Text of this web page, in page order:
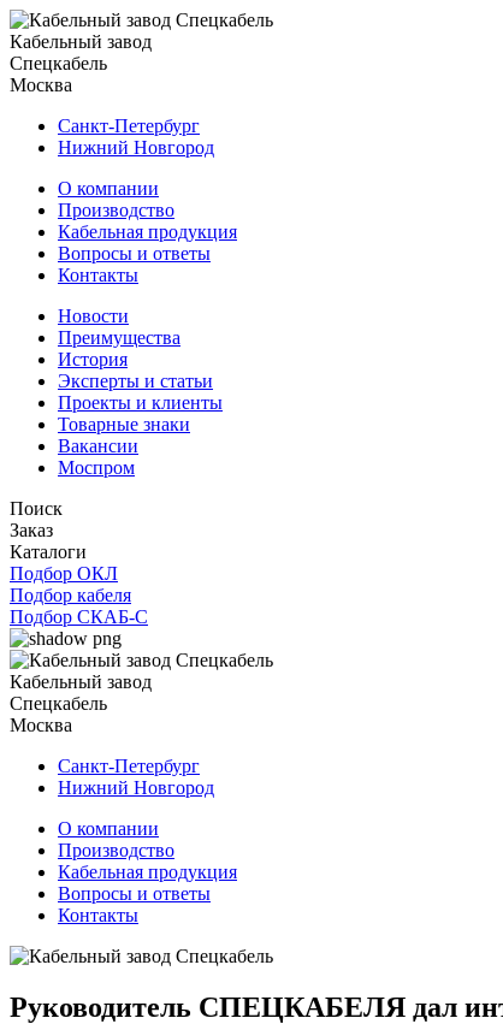
Кабельный завод
Спецкабель
Москва
Санкт-Петербург
Нижний Новгород
О компании
Производство
Кабельная продукция
Вопросы и ответы
Контакты
Новости
Преимущества
История
Эксперты и статьи
Проекты и клиенты
Товарные знаки
Вакансии
Моспром
Поиск
Заказ
Каталоги
Подбор ОКЛ
Подбор кабеля
Подбор СКАБ-С
Кабельный завод
Спецкабель
Москва
Санкт-Петербург
Нижний Новгород
О компании
Производство
Кабельная продукция
Вопросы и ответы
Контакты
Руководитель СПЕЦКАБЕЛЯ дал